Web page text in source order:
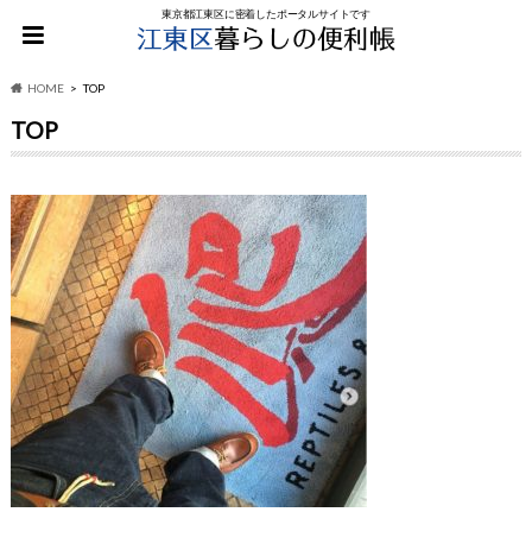
東京都江東区に密着したポータルサイトです
HOME TOP
TOP